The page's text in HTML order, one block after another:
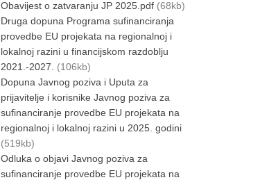
Obavijest o zatvaranju JP 2025.pdf (68kb)
Druga dopuna Programa sufinanciranja
provedbe EU projekata na regionalnoj i
lokalnoj razini u financijskom razdoblju
2021.-2027.
(106kb)
Dopuna Javnog poziva i Uputa za
prijavitelje i korisnike Javnog poziva za
sufinanciranje provedbe EU projekata na
regionalnoj i lokalnoj razini u 2025. godini
(519kb)
Odluka o objavi Javnog poziva za
sufinanciranje provedbe EU projekata na